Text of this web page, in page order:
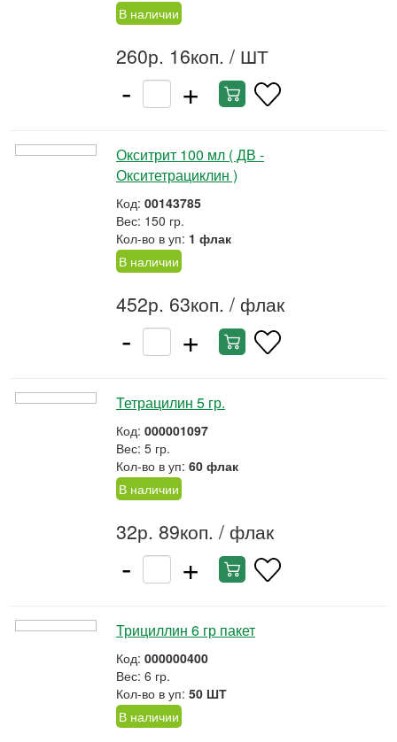
В наличии
260р. 16коп. / ШТ
- +
Окситрит 100 мл ( ДВ -
Окситетрациклин )
Код: 00143785
Вес: 150 гр.
Кол-во в уп: 1 флак
В наличии
452р. 63коп. / флак
- +
Тетрацилин 5 гр.
Код: 000001097
Вес: 5 гр.
Кол-во в уп: 60 флак
В наличии
32р. 89коп. / флак
- +
Трициллин 6 гр пакет
Код: 000000400
Вес: 6 гр.
Кол-во в уп: 50 ШТ
В наличии